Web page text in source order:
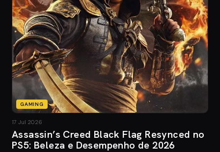
GAMING
17 Jul 2026
Assassin’s Creed Black Flag Resynced no
PS5: Beleza e Desempenho de 2026